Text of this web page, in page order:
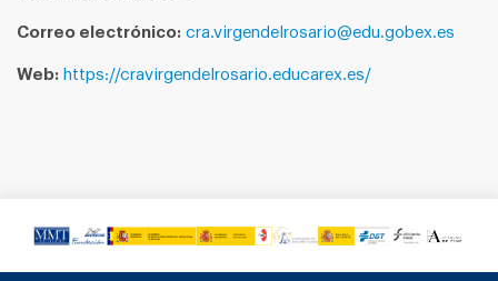
Correo electrónico: cra.virgendelrosario@edu.gobex.es
Web: https://cravirgendelrosario.educarex.es/